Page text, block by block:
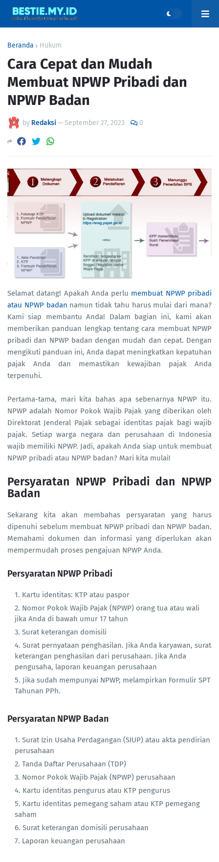
Beranda Hukum
Cara Cepat dan Mudah
Membuat NPWP Pribadi dan
NPWP Badan
by Redaksi —September 27, 2023 0
Selamat datang! Apakah Anda perlu membuat NPWP pribadi
atau NPWP badan namun tidak tahu harus mulai dari mana?
Kami siap membantu Anda! Dalam bagian ini, kami akan
memberikan panduan lengkap tentang cara membuat NPWP
pribadi dan NPWP badan dengan mudah dan cepat. Dengan
mengikuti panduan ini, Anda dapat meningkatkan kepatuhan
pajak Anda dan memastikan kewajiban pajak Anda
terpenuhi.
Pertama-tama, mari kita bahas apa sebenarnya NPWP itu.
NPWP adalah Nomor Pokok Wajib Pajak yang diberikan oleh
Direktorat Jenderal Pajak sebagai identitas pajak bagi wajib
pajak. Setiap warga negara dan perusahaan di Indonesia
wajib memiliki NPWP. Jadi, apakah Anda siap untuk membuat
NPWP pribadi atau NPWP badan? Mari kita mulai!
Persyaratan NPWP Pribadi dan NPWP
Badan
Sekarang kita akan membahas persyaratan yang harus
dipenuhi sebelum membuat NPWP pribadi dan NPWP badan.
Memahami dokumen dan informasi yang diperlukan akan
mempermudah proses pengajuan NPWP Anda.
Persyaratan NPWP Pribadi
Kartu identitas: KTP atau paspor
Nomor Pokok Wajib Pajak (NPWP) orang tua atau wali
jika Anda di bawah umur 17 tahun
Surat keterangan domisili
Surat pernyataan penghasilan. Jika Anda karyawan, surat
keterangan penghasilan dari perusahaan. Jika Anda
pengusaha, laporan keuangan perusahaan
Jika sudah mempunyai NPWP, melampirkan Formulir SPT
Tahunan PPh.
Persyaratan NPWP Badan
Surat Izin Usaha Perdagangan (SIUP) atau akta pendirian
perusahaan
Tanda Daftar Perusahaan (TDP)
Nomor Pokok Wajib Pajak (NPWP) perusahaan
Kartu identitas pengurus atau KTP pengurus
Kartu identitas pemegang saham atau KTP pemegang
saham
Surat keterangan domisili perusahaan
Laporan keuangan perusahaan